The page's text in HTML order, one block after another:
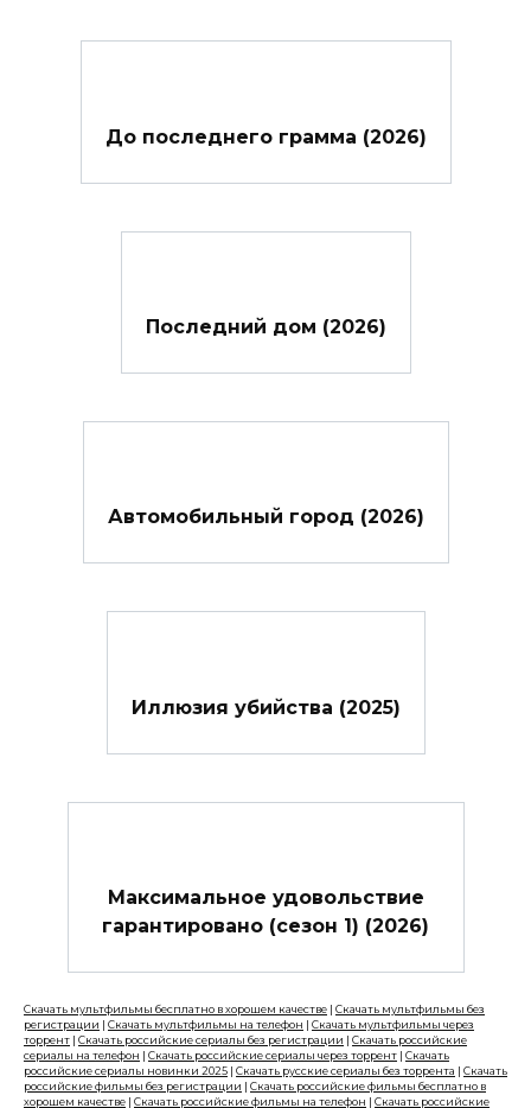
До последнего грамма (2026)
Последний дом (2026)
Автомобильный город (2026)
Иллюзия убийства (2025)
Максимальное удовольствие
гарантировано (сезон 1) (2026)
Скачать мультфильмы бесплатно в хорошем качестве | Скачать мультфильмы без
регистрации | Скачать мультфильмы на телефон | Скачать мультфильмы через
торрент | Скачать российские сериалы без регистрации | Скачать российские
сериалы на телефон | Скачать российские сериалы через торрент | Скачать
российские сериалы новинки 2025 | Скачать русские сериалы без торрента | Скачать
российские фильмы без регистрации | Скачать российские фильмы бесплатно в
хорошем качестве | Скачать российские фильмы на телефон | Скачать российские